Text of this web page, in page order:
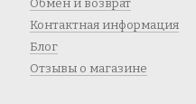
Обмен и возврат
Контактная информация
Блог
Отзывы о магазине